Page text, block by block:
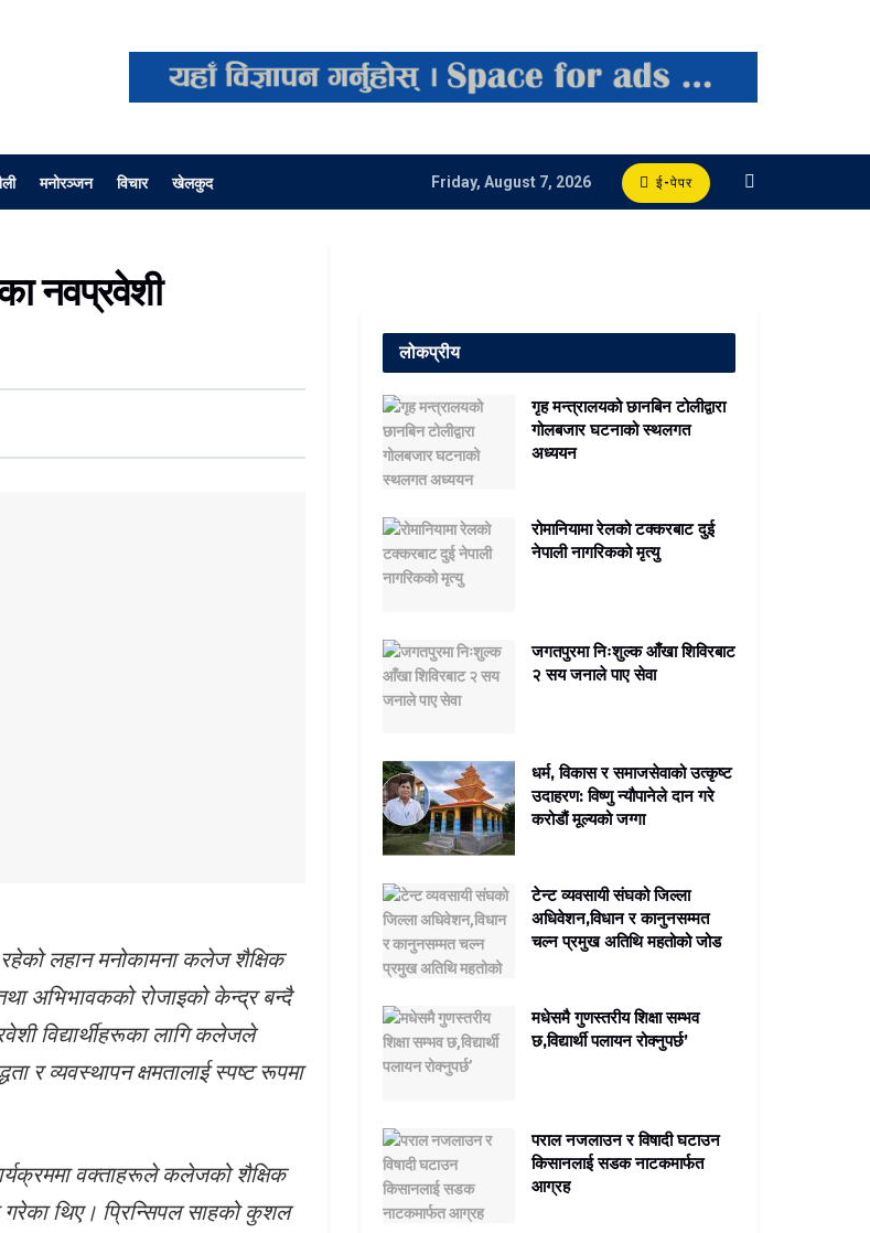
मनोरञ्जन विचार खेलकुद Friday, August 7, 2026 ई-पेपर
नवप्रवेशी
लहान मनोकामना कलेज शैक्षिक
अभिभावकको रोजाइको केन्द्र बन्दै
विद्यार्थीहरूका लागि कलेजले
र व्यवस्थापन क्षमतालाई स्पष्ट रूपमा
वक्ताहरूले कलेजको शैक्षिक
थिए। प्रिन्सिपल साहको कुशल
लोकप्रीय
गृह मन्त्रालयको छानबिन टोलीद्वारा
गोलबजार घटनाको स्थलगत
अध्ययन
रोमानियामा रेलको टक्करबाट दुई
नेपाली नागरिकको मृत्यु
जगतपुरमा निःशुल्क आँखा शिविरबाट
२ सय जनाले पाए सेवा
धर्म, विकास र समाजसेवाको उत्कृष्ट
उदाहरण: विष्णु न्यौपानेले दान गरे
करोडौं मूल्यको जग्गा
टेन्ट व्यवसायी संघको जिल्ला
अधिवेशन,विधान र कानुनसम्मत
चल्न प्रमुख अतिथि महतोको जोड
मधेसमै गुणस्तरीय शिक्षा सम्भव
छ,विद्यार्थी पलायन रोक्नुपर्छ’
पराल नजलाउन र विषादी घटाउन
किसानलाई सडक नाटकमार्फत
आग्रह